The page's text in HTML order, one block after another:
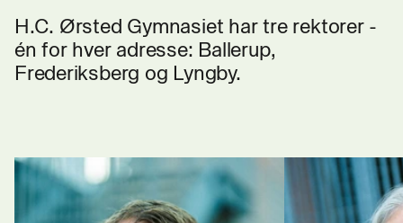
H.C. Ørsted Gymnasiet har tre rektorer -
én for hver adresse: Ballerup,
Frederiksberg og Lyngby.